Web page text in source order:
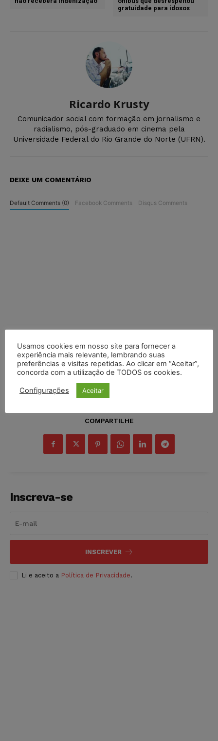
gratuidade para idosos
Ricardo Krusty
Comunicador social com formação em jornalismo e
radialismo, pós-graduado em cinema pela
Universidade Federal do Rio Grande do Norte (UFRN).
DEIXE UM COMENTÁRIO
Default Comments (0) Facebook Comments Disqus Comments
COMPARTILHE
Inscreva-se
INSCREVER
Li e aceito a Política de Privacidade.
Usamos cookies em nosso site para fornecer a
experiência mais relevante, lembrando suas
preferências e visitas repetidas. Ao clicar em “Aceitar”,
concorda com a utilização de TODOS os cookies.
Configurações Aceitar